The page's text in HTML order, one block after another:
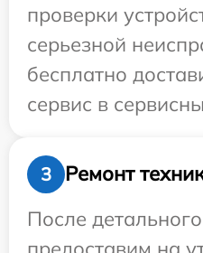
проверки
серьезной
бесплатно
сервис в
3
Ремонт
После